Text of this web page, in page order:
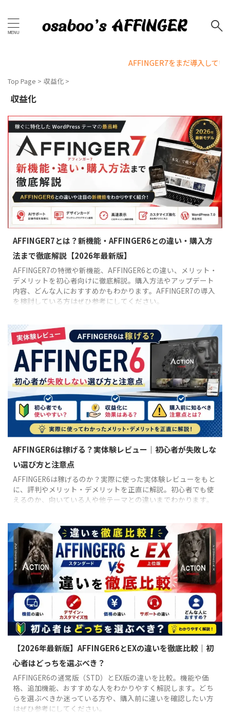
AFFINGER7をまだ導入していない方へ 本格
Top Page > 収益化 >
収益化
AFFINGER7とは？新機能・AFFINGER6との違い・購入方
法まで徹底解説【2026年最新版】
AFFINGER7の特徴や新機能、AFFINGER6との違い、メリット・
デメリットを初心者向けに徹底解説。購入方法やアップデート
内容、どんな人におすすめかもわかります。AFFINGER7の導入
を検討している方はぜひ参考にしてください。
AFFINGER6は稼げる？実体験レビュー｜初心者が失敗しな
い選び方と注意点
AFFINGER6は稼げるのか？実際に使った実体験レビューをもと
に、評判やメリット・デメリットを正直に解説。初心者でも使
えるのか、向いている人や他テーマとの違いまでわかります。
【2026年最新版】AFFINGER6とEXの違いを徹底比較｜初
心者はどっちを選ぶべき？
AFFINGER6の通常版（STD）とEX版の違いを比較。機能や価
格、追加機能、おすすめな人をわかりやすく解説します。どち
らを選ぶべきか迷っている方や、購入前に違いを確認したい方
はぜひ参考にしてください。